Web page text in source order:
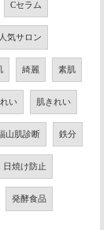
Cセラム
気サロン
綺麗 素肌
い 肌きれい
山肌診断 鉄分
日焼け防止
発酵食品